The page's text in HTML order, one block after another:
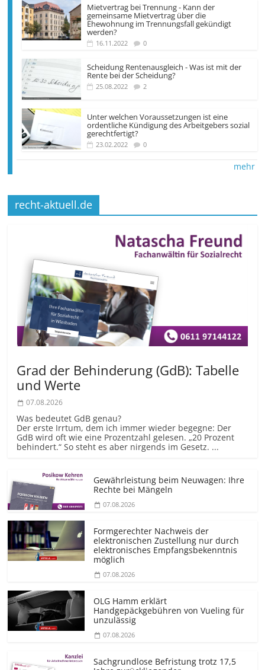
Mietvertrag bei Trennung - Kann der
gemeinsame Miet­vertrag über die
Ehewohnung im Trennungs­fall gekündigt
werden?
16.11.2022 0
Scheidung Rentenausgleich - Was ist mit der
Rente bei der Scheidung?
25.08.2022 2
Unter welchen Voraus­setzungen ist eine
ordentliche Kündigung des Arbeit­gebers sozial
gerechtfertigt?
23.02.2022 0
mehr
recht-aktuell.de
Grad der Behinderung (GdB): Tabelle
und Werte
07.08.2026
Was bedeutet GdB genau?
Der erste Irrtum, dem ich immer wieder begegne: Der
GdB wird oft wie eine Prozentzahl gelesen. „20 Prozent
behindert.“ So steht es aber nirgends im Gesetz. ...
Gewährleistung beim Neuwagen: Ihre
Rechte bei Mängeln
07.08.2026
Formgerechter Nachweis der
elektronischen Zustellung nur durch
elektronisches Empfangsbekenntnis
möglich
07.08.2026
OLG Hamm erklärt
Handgepäckgebühren von Vueling für
unzulässig
07.08.2026
Sachgrundlose Befristung trotz 17,5